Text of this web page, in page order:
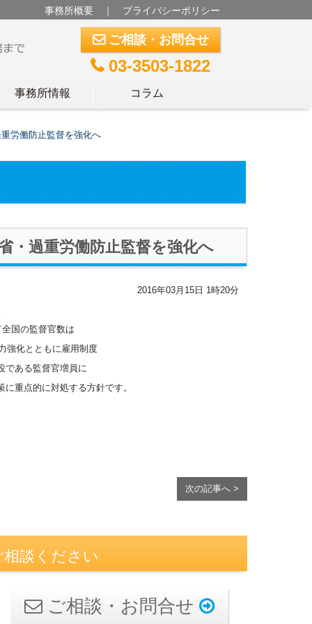
事務所概要 ｜ プライバシーポリシー
mご相談・お問合せ
t03-3503-1822
事務所情報 コラム
労働防止監督を強化へ
・過重労働防止監督を強化へ
2016年03月15日 1時20分
国の監督官数は
強化とともに雇用制度
である監督官増員に
重点的に対処する方針です。
次の記事へ >
談ください
ご相談・お問合せ